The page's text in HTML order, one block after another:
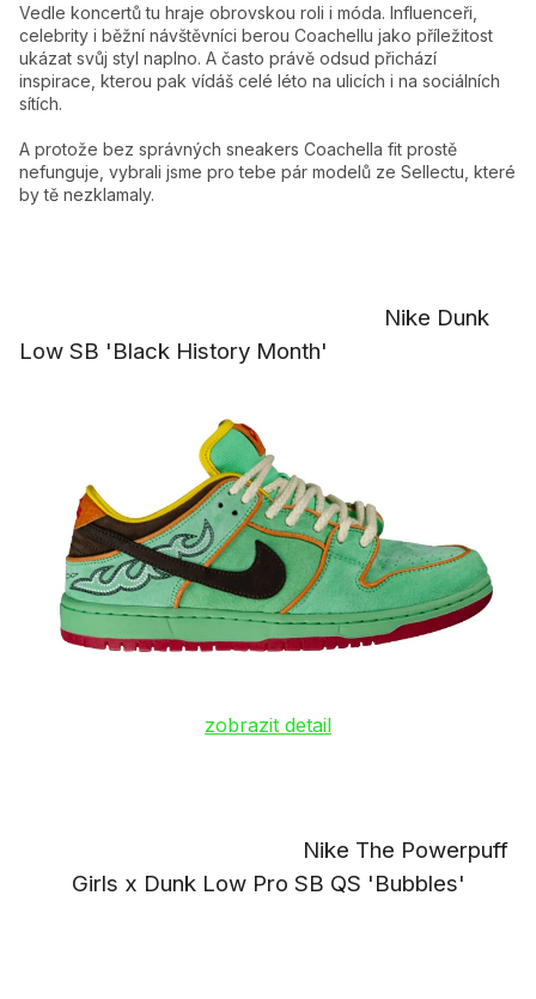
Vedle koncertů tu hraje obrovskou roli i móda. Influenceři,
celebrity i běžní návštěvníci berou Coachellu jako příležitost
ukázat svůj styl naplno. A často právě odsud přichází
inspirace, kterou pak vídáš celé léto na ulicích i na sociálních
sítích.
A protože bez správných sneakers Coachella fit prostě
nefunguje, vybrali jsme pro tebe pár modelů ze Sellectu, které
by tě nezklamaly.
Nike Dunk
Low SB 'Black History Month'
zobrazit detail
Nike The Powerpuff
Girls x Dunk Low Pro SB QS 'Bubbles'